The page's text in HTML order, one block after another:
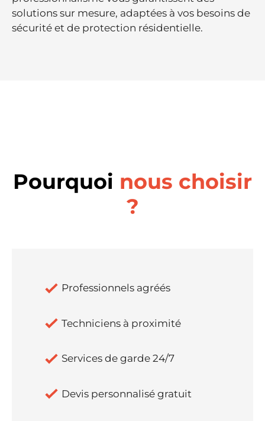
solutions sur mesure, adaptées à vos besoins de
sécurité et de protection résidentielle.
Pourquoi nous choisir
?
Professionnels agréés
Techniciens à proximité
Services de garde 24/7
Devis personnalisé gratuit